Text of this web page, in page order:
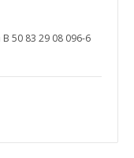
50 83 29 08 096-6